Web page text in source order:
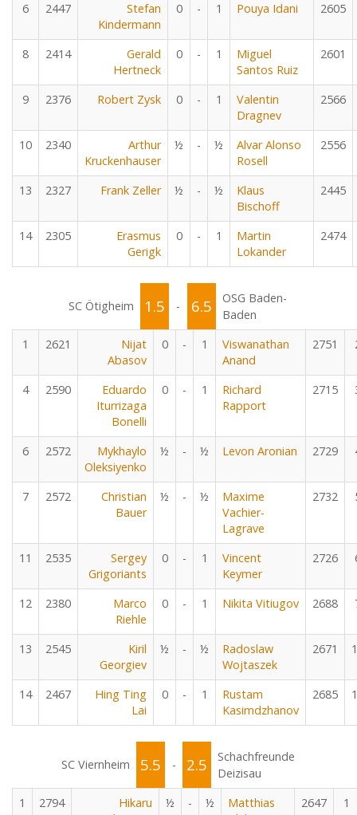
6 2447
Stefan
Kindermann
0 - 1 Pouya Idani 2605
8 2414
Gerald
Hertneck
0 - 1
Miguel
Santos Ruiz
2601
9 2376 Robert Zysk 0 - 1
Valentin
Dragnev
2566
10 2340
Arthur
Kruckenhauser
½ - ½
Alvar Alonso
Rosell
2556
13 2327 Frank Zeller ½ - ½
Klaus
Bischoff
2445
14 2305
Erasmus
Gerigk
0 - 1
Martin
Lokander
2474
SC Ötigheim 1.5 - 6.5
OSG Baden-
Baden
1
2621
Nijat
Abasov
0 - 1
Viswanathan
Anand
2751
4 2590
Eduardo
Iturrizaga
Bonelli
0 - 1
Richard
Rapport
2715
6 2572
Mykhaylo
Oleksiyenko
½ - ½ Levon Aronian 2729
7 2572
Christian
Bauer
½ - ½
Maxime
Vachier-
Lagrave
2732
11 2535
Sergey
Grigoriants
0 - 1
Vincent
Keymer
2726
12 2380
Marco
Riehle
0 - 1 Nikita Vitiugov 2688
13 2545
Kiril
Georgiev
½ - ½
Radoslaw
Wojtaszek
2671
14 2467
Hing Ting
Lai
0 - 1
Rustam
Kasimdzhanov
2685
SC Viernheim 5.5 - 2.5
Schachfreunde
Deizisau
1
2794
Hikaru
½ - ½
Matthias
2647 1